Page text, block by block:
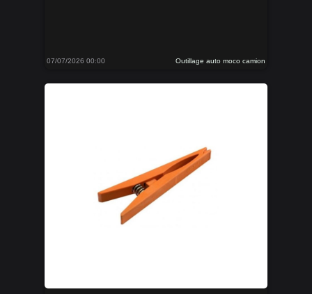
07/07/2026 00:00 Outillage auto moco camion